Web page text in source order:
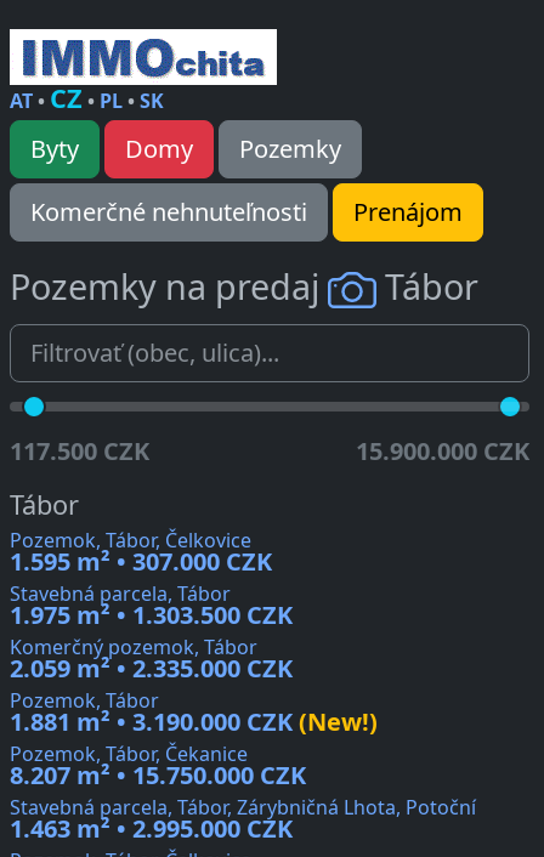
AT• CZ • PL•SK
Byty Domy
Pozemky
Komerčné nehnuteľnosti
Prenájom
Pozemky na predaj Tábor
117.500 CZK 15.900.000 CZK
Tábor
Pozemok, Tábor, Čelkovice
1.595 m² • 307.000 CZK
Stavebná parcela, Tábor
1.975 m² • 1.303.500 CZK
Komerčný pozemok, Tábor
2.059 m² • 2.335.000 CZK
Pozemok, Tábor
1.881 m² • 3.190.000 CZK(New!)
Pozemok, Tábor, Čekanice
8.207 m² • 15.750.000 CZK
Stavebná parcela, Tábor, Zárybničná Lhota, Potoční
1.463 m² • 2.995.000 CZK